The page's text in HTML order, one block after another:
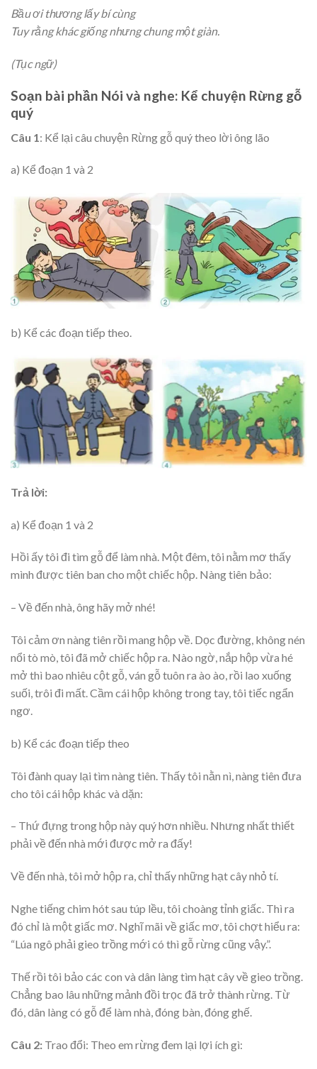
Bầu ơi thương lấy bí cùng
Tuy rằng khác giống nhưng chung một giàn.
(Tục ngữ)
Soạn bài phần Nói và nghe: Kể chuyện Rừng gỗ
quý
Câu 1 : Kể lại câu chuyện Rừng gỗ quý theo lời ông lão
a) Kể đoạn 1 và 2
b) Kể các đoạn tiếp theo.
Trả lời:
a) Kể đoạn 1 và 2
Hồi ấy tôi đi tìm gỗ để làm nhà. Một đêm, tôi nằm mơ thấy
mình được tiên ban cho một chiếc hộp. Nàng tiên bảo:
– Về đến nhà, ông hãy mở nhé!
Tôi cảm ơn nàng tiên rồi mang hộp về. Dọc đường, không nén
nổi tò mò, tôi đã mở chiếc hộp ra. Nào ngờ, nắp hộp vừa hé
mở thì bao nhiêu cột gỗ, ván gỗ tuôn ra ào ào, rồi lao xuống
suối, trôi đi mất. Cầm cái hộp không trong tay, tôi tiếc ngẩn
ngơ.
b) Kể các đoạn tiếp theo
Tôi đành quay lại tìm nàng tiên. Thấy tôi nằn nì, nàng tiên đưa
cho tôi cái hộp khác và dặn:
– Thứ đựng trong hộp này quý hơn nhiều. Nhưng nhất thiết
phải về đến nhà mới được mở ra đấy!
Về đến nhà, tôi mở hộp ra, chỉ thấy những hạt cây nhỏ tí.
Nghe tiếng chim hót sau túp lều, tôi choàng tỉnh giấc. Thì ra
đó chỉ là một giấc mơ. Nghĩ mãi về giấc mơ, tôi chợt hiểu ra:
“Lúa ngô phải gieo trồng mới có thì gỗ rừng cũng vậy.”.
Thế rồi tôi bảo các con và dân làng tìm hạt cây về gieo trồng.
Chẳng bao lâu những mảnh đồi trọc đã trở thành rừng. Từ
đó, dân làng có gỗ để làm nhà, đóng bàn, đóng ghế.
Câu 2: Trao đổi: Theo em rừng đem lại lợi ích gì: